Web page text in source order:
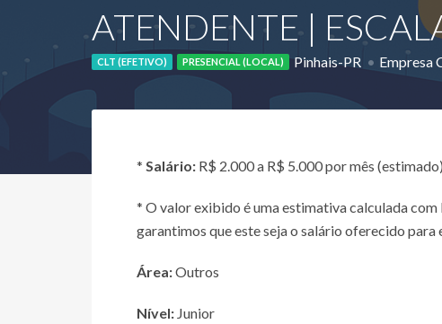
ATENDENTE |
CLT (EFETIVO) PRESENCIAL (LOCAL) Pinhais-PR Empresa
* Salário: R$ 2.000 a R$ 5.000 por mês (estimado)
* O valor exibido é uma estimativa calculada
garantimos que este seja o salário oferecido para
Área:Outros
Nível: Junior